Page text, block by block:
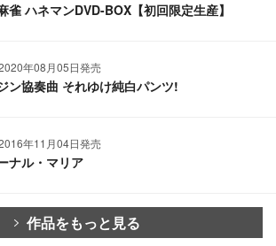
雀 ハネマンDVD-BOX【初回限定生産】
年08月05日発売
ン協奏曲 それゆけ純白パンツ!
年11月04日発売
ナル・マリア
作品をもっと見る